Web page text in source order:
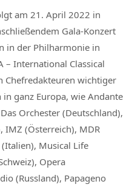
am 21. April 2022 in
Gala-Konzert
in der Philharmonie in
– International Classical
Chefredakteuren wichtiger
ganz Europa, wie Andante
Orchester (Deutschland),
IMZ (Österreich), MDR
Musical Life
Opera
(Russland), Papageno